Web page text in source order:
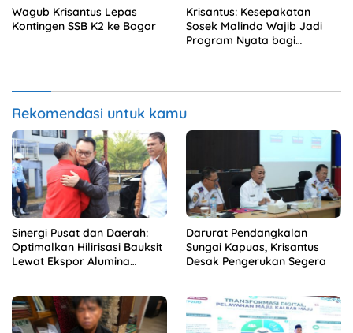
Wagub Krisantus Lepas
Kontingen SSB K2 ke Bogor
Krisantus: Kesepakatan
Sosek Malindo Wajib Jadi
Program Nyata bagi
Rekomendasi untuk kamu
Sinergi Pusat dan Daerah:
Optimalkan Hilirisasi Bauksit
Lewat Ekspor Alumina
Darurat Pendangkalan
Sungai Kapuas, Krisantus
Desak Pengerukan Segera